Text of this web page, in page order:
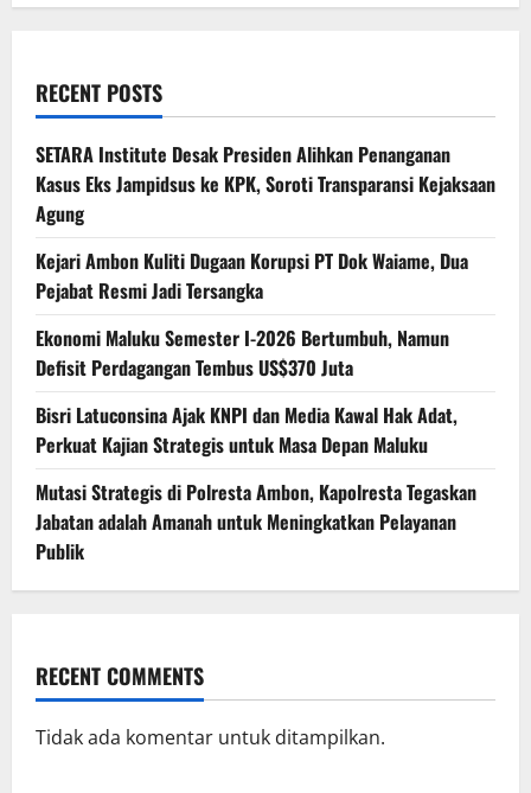
RECENT POSTS
SETARA Institute Desak Presiden Alihkan Penanganan
Kasus Eks Jampidsus ke KPK, Soroti Transparansi Kejaksaan
Agung
Kejari Ambon Kuliti Dugaan Korupsi PT Dok Waiame, Dua
Pejabat Resmi Jadi Tersangka
Ekonomi Maluku Semester I-2026 Bertumbuh, Namun
Defisit Perdagangan Tembus US$370 Juta
Bisri Latuconsina Ajak KNPI dan Media Kawal Hak Adat,
Perkuat Kajian Strategis untuk Masa Depan Maluku
Mutasi Strategis di Polresta Ambon, Kapolresta Tegaskan
Jabatan adalah Amanah untuk Meningkatkan Pelayanan
Publik
RECENT COMMENTS
Tidak ada komentar untuk ditampilkan.